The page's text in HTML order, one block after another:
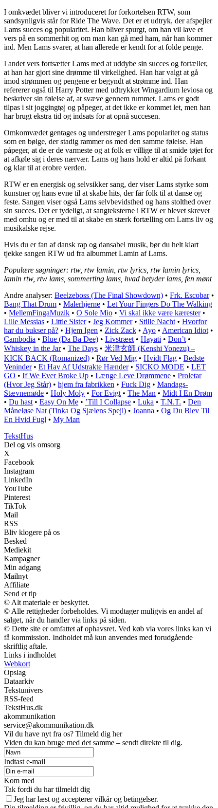
I omkvædet bliver vi introduceret for forkortelsen RTW, som
sandsynligvis står for Ride The Wave. Det er et udtryk, der afspejler
Lams succes og popularitet. Han bliver spurgt, om han vil lave et
vers på en sommerhit og om man kan gå med ham, når han kommer
ind. Men Lams svarer, at han allerede er kendt for at folde penge.
I andet vers fortsætter Lams med at uddybe sin succes og fortæller,
at han har gjort sine drømme til virkelighed. Han har valgt at gå
imod strømmen og pengene er begyndt at strømme ind. Han
refererer også til Harry Potter med udtrykket Wingardium leviosa og
beskriver sin følelse af, at svæve gennem rummet. Lams er godt
tilpas i sit joggingtøj og påpeger, at det ikke er kommet let, men han
har brugt ekstra tid og indsats for at opnå succesen.
Omkomvædet gentages og understreger Lams popularitet og status
som en bølge, der stadig rammer os med den samme følelse. Han
påpeger, at de er de varmeste og at folk er villige til at smide tøjet for
at afkøle sig i deres nærvær. Lams og hans hold er altid på forkant
og klar til at erobre verden.
RTW er en energisk og selvsikker sang, der viser Lams styrke som
kunstner og hans evne til at skabe hits, der får folk til at danse og
feste. Sangen viser også Lams selvbevidsthed og hans stolthed over
sin succes. Det er tydeligt, at sangteksterne i RTW er blevet skrevet
med omhu og er med til at skabe en stærk fortælling om Lams liv og
musikalske rejse.
Hvis du er fan af dansk rap og dansabel musik, bør du helt klart
tjekke sangen RTW ud fra albummet Lamin af Lams.
Populære søgninger: rtw, rtw lamin, rtw lyrics, rtw lamin lyrics,
lamin rtw, rtw lams, sommerting lams, hvad betyder lams, fen mønt
Andre analyser: Beelzeboss (The Final Showdown) • Frk. Escobar•
Bang That Drum • Malerhjerne • Let Your Fingers Do The Walking
• MellemFingaMuzik • O Sole Mio • Vi skal ikke være kærester•
Lille Messias • Little Sister• Jeg Kommer• Stille Nacht • Hvorfor
har du bukser på? • Hjem Igen • Zick Zack • Ayo • American Idiot •
Cambodia • Blue (Da Ba Dee) • Livstræet • Hayati • Don’t •
Whiskey in the Jar• The Days • 米津玄師 (Kenshi Yonezu) –
KICK BACK (Romanized) • Rør Ved Mig • Hvidt Flag • Bedste
Veninder• Et Hav Af Udstrakte Hænder• SICKO MODE • LET
GO • If We Ever Broke Up • Længe Leve Drømmene • Proletar
(Hvor Jeg Står) • ​hjem fra fabrikken • Fuck Dig • Mandags-
Stævnemøde • Holy Moly • For Evigt • The Man • Midt I En Drøm
• Du hast • Easy On Me • ’Till I Collapse • Luka • T.N.T. • Den
Måneløse Nat (Tinka Og Sjælens Spejl) • Joanna • Og Du Blev Til
En Hvid Fugl • My Man
TekstHus
Del og vis omsorg
X
Facebook
Instagram
LinkedIn
YouTube
Pinterest
TikTok
Mail
RSS
Bliv klogere på os
Besked
Mediekit
Kampagner
Min adgang
Mailnyt
Affiliate
Send et tip
© Alt materiale er beskyttet.
© Alle rettigheder forbeholdes. Vi modtager muligvis en andel af
salget, når du handler via links på siden.
© Dette site er omfattet af ophavsret. Ved køb via vores links kan vi
få kommission. Indholdet må kun anvendes med forudgående
skriftlig aftale.
Links i indholdet
Webkort
Opslag
Dataarkiv
Tekstunivers
RSS-feed
TekstHus.dk
akommunikation
service@akommunikation.dk
Vil du have nyt fra os? Tilmeld dig her
Viden du kan bruge med det samme – sendt direkte til dig.
Indtast e-mail
Kom med
Tak fordi du har tilmeldt dig
Jeg har læst og accepterer vilkår og betingelser.